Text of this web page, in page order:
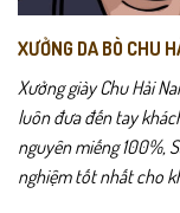
XƯỞNG DA BÒ CHU
Xưởng giày Chu Hải
luôn đưa đến tay
nguyên miếng 100%,
nghiệm tốt nhất cho